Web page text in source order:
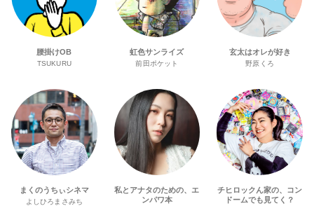
腰掛けOB
TSUKURU
虹色サンライズ
前田ポケット
玄太はオレが好き
野原くろ
まくのうちぃシネマ
よしひろまさみち
私とアナタのための、エ
ンパワ本
チヒロックん家の、コン
ドームでも見てく？